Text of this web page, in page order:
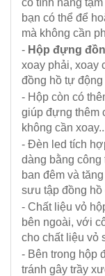
có tính năng
bạn có thể để
mà không cần
- Hộp đựng
xoay phải, xoay
đồng hồ tự
- Hộp còn có
giúp đựng thêm
không cần
- Đèn led tích
dàng bằng
ban đêm và
sưu tập đồng hồ
- Chất liệu vỏ
bên ngoài, với
cho chất liệu vỏ
- Bên trong hộp
tránh gây trầy